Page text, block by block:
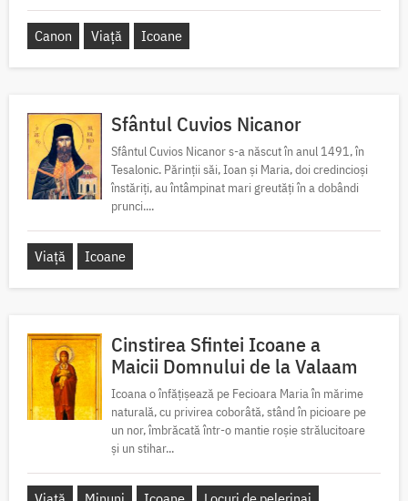
Canon Viață Icoane
Sfântul Cuvios Nicanor
Sfântul Cuvios Nicanor s-a născut în anul 1491, în
Tesalonic. Părinții săi, Ioan și Maria, doi credincioși
înstăriți, au întâmpinat mari greutăți în a dobândi
prunci....
Viață Icoane
Cinstirea Sfintei Icoane a
Maicii Domnului de la Valaam
Icoana o înfățișează pe Fecioara Maria în mărime
naturală, cu privirea coborâtă, stând în picioare pe
un nor, îmbrăcată într-o mantie roșie strălucitoare
și un stihar...